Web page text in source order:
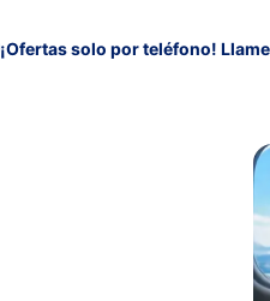
¡Ofertas solo por teléfono!